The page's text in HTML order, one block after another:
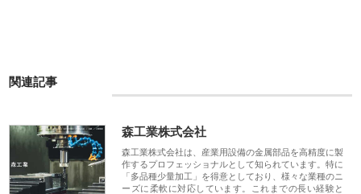
関連記事
森工業株式会社
森工業株式会社は、産業用設備の金属部品を高精度に製
作するプロフェッショナルとして知られています。特に
「多品種少量加工」を得意としており、様々な業種のニ
ーズに柔軟に対応しています。これまでの長い経験と